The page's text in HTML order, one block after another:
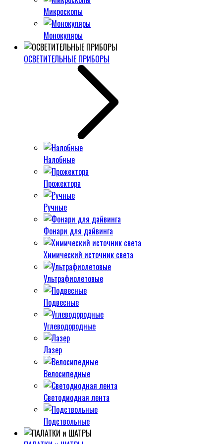
Микроскопы
Монокуляры
ОСВЕТИТЕЛЬНЫЕ ПРИБОРЫ
Налобные
Прожектора
Ручные
Фонари для дайвинга
Химический источник света
Ультрафиолетовые
Подвесные
Углеводородные
Лазер
Велосипедные
Светодиодная лента
Подствольные